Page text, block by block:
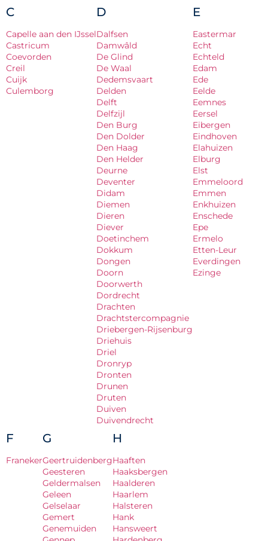
C
Capelle aan den IJssel
Castricum
Coevorden
Creil
Cuijk
Culemborg
D
Dalfsen
Damwâld
De Glind
De Waal
Dedemsvaart
Delden
Delft
Delfzijl
Den Burg
Den Dolder
Den Haag
Den Helder
Deurne
Deventer
Didam
Diemen
Dieren
Diever
Doetinchem
Dokkum
Dongen
Doorn
Doorwerth
Dordrecht
Drachten
Drachtstercompagnie
Driebergen-Rijsenburg
Driehuis
Driel
Dronryp
Dronten
Drunen
Druten
Duiven
Duivendrecht
E
Eastermar
Echt
Echteld
Edam
Ede
Eelde
Eemnes
Eersel
Eibergen
Eindhoven
Elahuizen
Elburg
Elst
Emmeloord
Emmen
Enkhuizen
Enschede
Epe
Ermelo
Etten-Leur
Everdingen
Ezinge
F
Franeker
G
Geertruidenberg
Geesteren
Geldermalsen
Geleen
Gelselaar
Gemert
Genemuiden
H
Haaften
Haaksbergen
Haalderen
Haarlem
Halsteren
Hank
Hansweert